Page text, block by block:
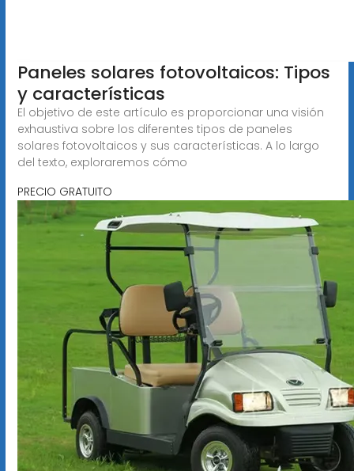
Paneles solares fotovoltaicos: Tipos
y características
El objetivo de este artículo es proporcionar una visión
exhaustiva sobre los diferentes tipos de paneles
solares fotovoltaicos y sus características. A lo largo
del texto, exploraremos cómo
PRECIO GRATUITO